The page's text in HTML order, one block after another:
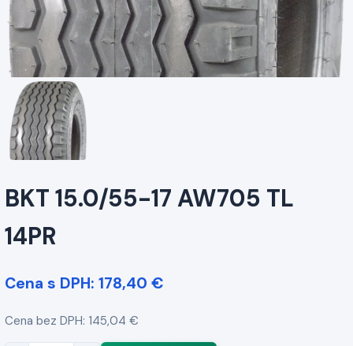
BKT 15.0/55-17 AW705 TL
14PR
Cena s DPH: 178,40 €
Cena bez DPH: 145,04 €